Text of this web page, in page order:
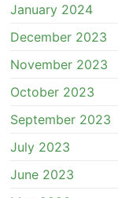
January 2024
December 2023
November 2023
October 2023
September 2023
July 2023
June 2023